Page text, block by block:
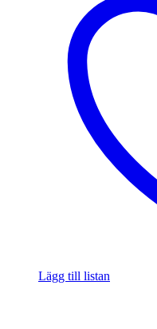
Lägg till listan